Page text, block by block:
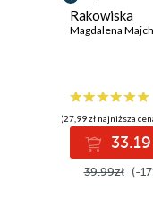
Rakowiska
Magdalena
(27,99 zł najniższa
33.19
39.99zł (-